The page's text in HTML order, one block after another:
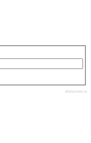
afisha-msk.ru